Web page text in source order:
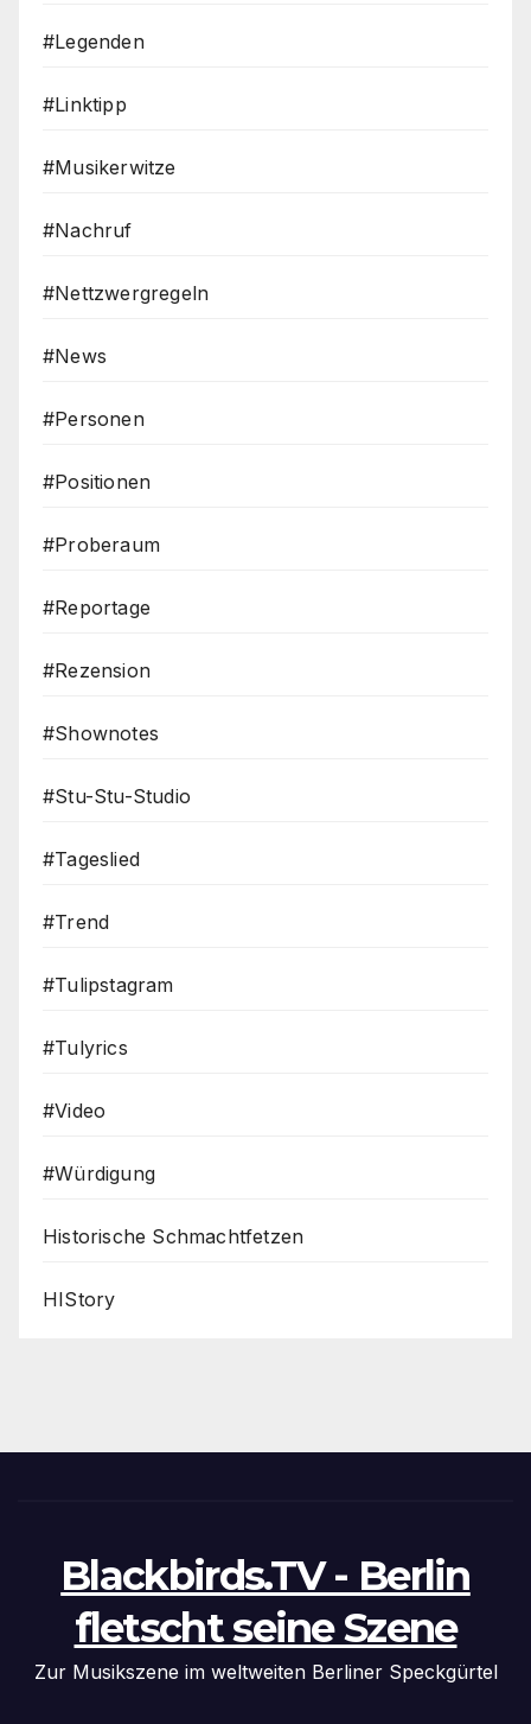
#Legenden
#Linktipp
#Musikerwitze
#Nachruf
#Nettzwergregeln
#News
#Personen
#Positionen
#Proberaum
#Reportage
#Rezension
#Shownotes
#Stu-Stu-Studio
#Tageslied
#Trend
#Tulipstagram
#Tulyrics
#Video
#Würdigung
Historische Schmachtfetzen
HIStory
Blackbirds.TV - Berlin
fletscht seine Szene
Zur Musikszene im weltweiten Berliner Speckgürtel